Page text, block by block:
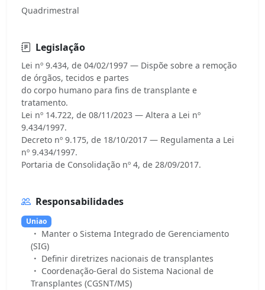
Quadrimestral
Legislação
Lei nº 9.434, de 04/02/1997 — Dispõe sobre a remoção
de órgãos, tecidos e partes
do corpo humano para fins de transplante e
tratamento.
Lei nº 14.722, de 08/11/2023 — Altera a Lei nº
9.434/1997.
Decreto nº 9.175, de 18/10/2017 — Regulamenta a Lei
nº 9.434/1997.
Responsabilidades
Uniao
Manter o Sistema Integrado de Gerenciamento
(SIG)
Definir diretrizes nacionais de transplantes
Coordenação-Geral do Sistema Nacional de
Transplantes (CGSNT/MS)